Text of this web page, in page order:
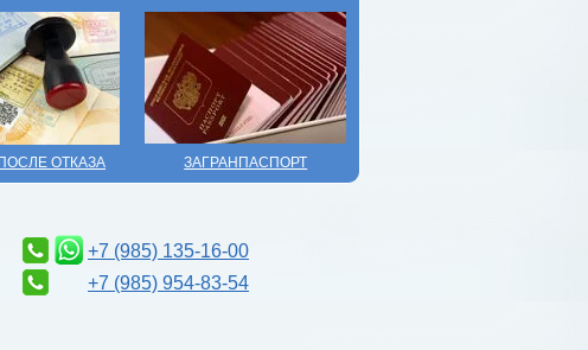
ОТКАЗА ЗАГРАНПАСПОРТ
+7 (985) 135-16-00
+7 (985) 954-83-54